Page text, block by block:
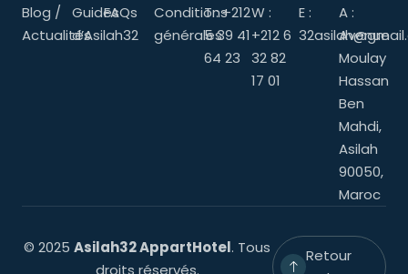
Blog /
Actualités
Guides
d’Asilah32
FAQs
Conditions
générales
T : +212
5 39 41
64 23
W :
+212 6
32 82
17 01
E :
A :
Avenue
Moulay
Hassan
Ben
Mahdi,
Asilah
90050,
Maroc
© 2025 Asilah32 AppartHotel. Tous
droits réservés.
Retour